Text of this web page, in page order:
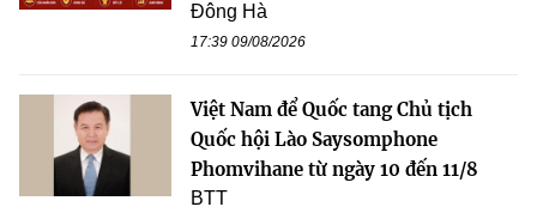
Đông Hà
17:39 09/08/2026
Việt Nam để Quốc tang Chủ tịch
Quốc hội Lào Saysomphone
Phomvihane từ ngày 10 đến 11/8
BTT